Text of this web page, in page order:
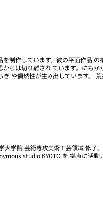
制作しています。彼の平面作品 の
らは切り離され ています。にもか
や偶然性が生み出しています。
大学院 芸術専攻美術工芸領域 修了
studio KYOTO を 拠点に活動。